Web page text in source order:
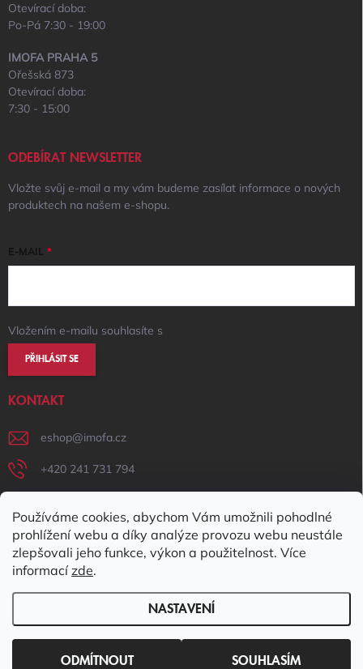
Používáme cookies, abychom Vám umožnili pohodlné
prohlížení webu a díky analýze provozu webu neustále
zlepšovali jeho funkce, výkon a použitelnost. Více
informacízde.
NASTAVENÍ
ODMÍTNOUT SOUHLASÍM
Otevírací doba:
Po-Pá 7:30 - 19:00
IMOFA PRAHA 5
Ořešská 873
Otevírací doba:
7:30 - 15:00
ODEBÍRAT NEWSLETTER
Vložte svůj e-mail a my vám budeme zasílat informace o nových
produktech na našem e-shopu.
E-MAIL
Vložením e-mailu souhlasíte s
PŘIHLÁSIT SE
KONTAKT
eshop@imofa.cz
+420 241 731 794
IMOFA Facebook
imofa_s.r.o
Copyright 2026IMOFA e-shop. Všechna práva vyhrazena.Upravit